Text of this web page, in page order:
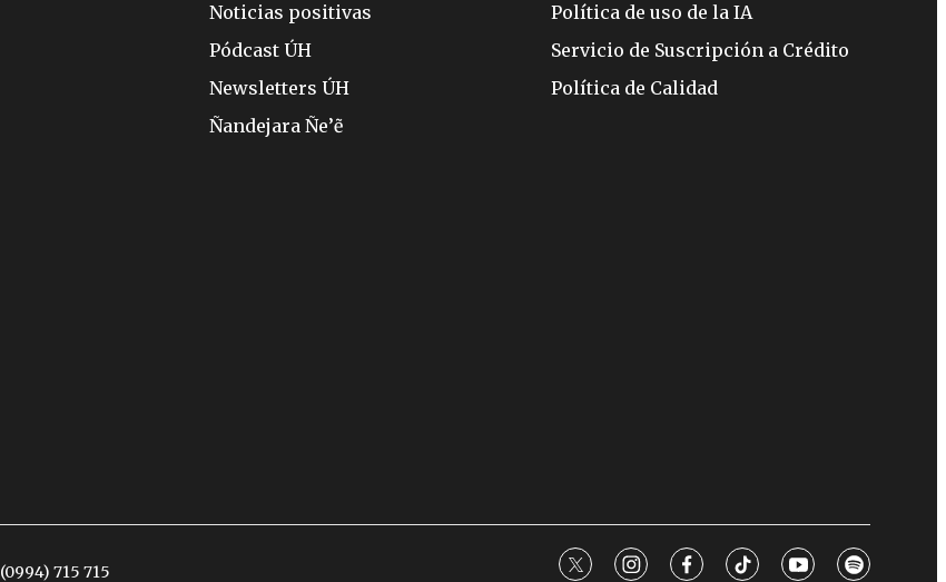
Noticias positivas
Pódcast ÚH
Newsletters ÚH
Ñandejara Ñe’ẽ
Política de uso de la IA
Servicio de Suscripción a Crédito
Política de Calidad
(0994) 715 715 twitterinstagram
facebooktiktokyoutubespotify